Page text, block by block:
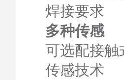
焊接要求
多种传感
可选配接触
传感技术